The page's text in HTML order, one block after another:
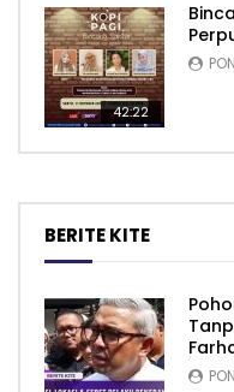
42:22
BERITE KITE